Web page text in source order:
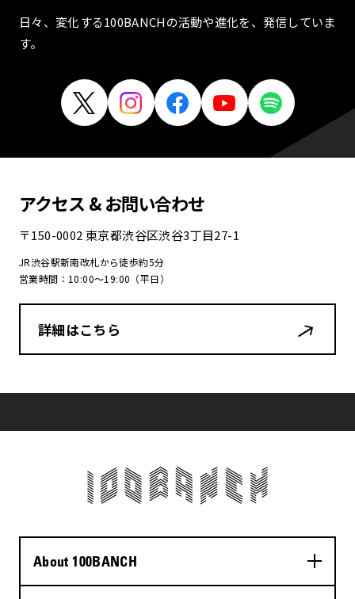
日々、変化する100BANCHの活動や進化を、発信していま
す。
アクセス & お問い合わせ
〒150-0002 東京都渋谷区渋谷3丁目27-1
JR渋谷駅新南改札から徒歩約5分
営業時間：10:00〜19:00（平日）
詳細はこちら
About 100BANCH